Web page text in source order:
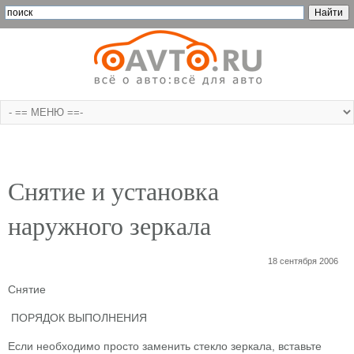
Снятие и установка
наружного зеркала
18 сентября 2006
Снятие
ПОРЯДОК ВЫПОЛНЕНИЯ
Если необходимо просто заменить стекло зеркала, вставьте